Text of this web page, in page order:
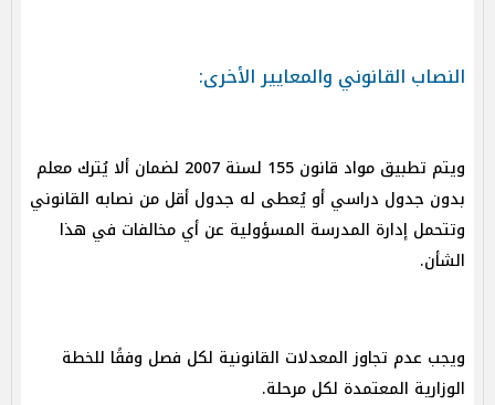
النصاب القانوني والمعايير الأخرى:
ويتم تطبيق مواد قانون 155 لسنة 2007 لضمان ألا يُترك معلم
بدون جدول دراسي أو يُعطى له جدول أقل من نصابه القانوني
وتتحمل إدارة المدرسة المسؤولية عن أي مخالفات في هذا
الشأن.
ويجب عدم تجاوز المعدلات القانونية لكل فصل وفقًا للخطة
الوزارية المعتمدة لكل مرحلة.